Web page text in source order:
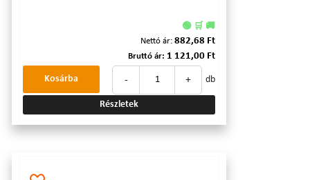
🟢 🛒 🚚
Nettó ár: 882,68 Ft
Bruttó ár: 1 121,00 Ft
- + db
Kosárba
Részletek